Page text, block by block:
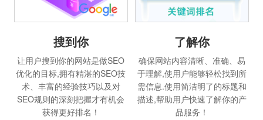
搜到你
让用户搜到你的网站是做SEO
优化的目标,拥有精湛的SEO技
术、丰富的经验技巧以及对
SEO规则的深刻把握才有机会
获得更好排名！
了解你
确保网站内容清晰、准确、易
于理解,使用户能够轻松找到所
需信息.使用简洁明了的标题和
描述,帮助用户快速了解你的产
品服务！